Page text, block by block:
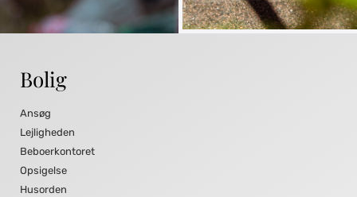
Bolig
Ansøg
Lejligheden
Beboerkontoret
Opsigelse
Husorden